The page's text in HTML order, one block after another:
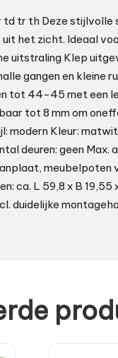
td tr th Deze
het zicht. Ideaal
uitstraling Klep
gangen en kleine
tot 44-45 met een
tot 8 mm om
modern Kleur:
deuren: geen Max.
meubelpoten
ca. L 59,8 x B 19,55
duidelijke